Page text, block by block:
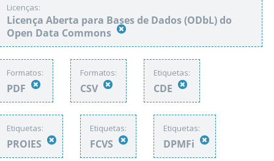
Licenças:
Licença Aberta para Bases de Dados (ODbL) do
Open Data Commons
Formatos:
PDF
Formatos:
CSV
Etiquetas:
CDE
Etiquetas:
PROIES
Etiquetas:
FCVS
Etiquetas:
DPMFi